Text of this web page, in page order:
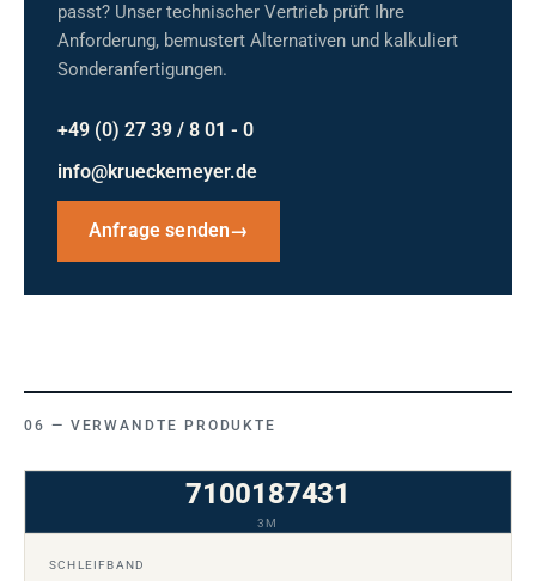
passt? Unser technischer Vertrieb prüft Ihre
Anforderung, bemustert Alternativen und kalkuliert
Sonderanfertigungen.
+49 (0) 27 39 / 8 01 - 0
info@krueckemeyer.de
Anfrage senden→
VERWANDTE PRODUKTE
7100187431
3M
SCHLEIFBAND